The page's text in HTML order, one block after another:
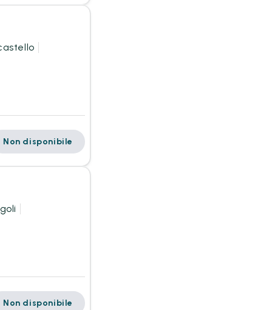
Non disponibile
Non disponibile